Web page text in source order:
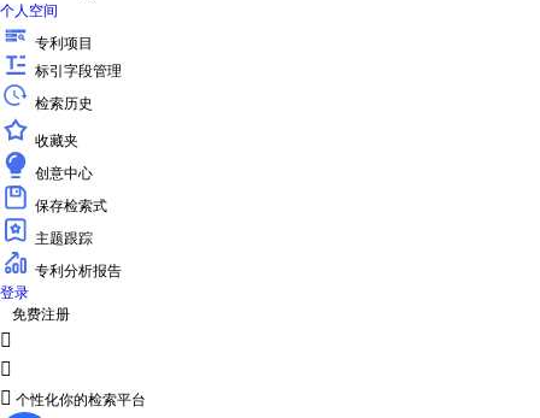
个人空间
专利项目
标引字段管理
检索历史
收藏夹
创意中心
保存检索式
主题跟踪
专利分析报告
登录
免费注册


 个性化你的检索平台